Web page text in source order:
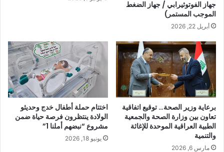
جهاز الفوتوثيرابي / جهاز الضغط
الموجب المستمر)
أبريل 22, 2026
برعاية وزير الصحة… توقيع اتفاقية
تعاون بين وزارة الصحة والجمعية
الطبية العراقية الموحدة للإغاثة
والتنمية
مارس 6, 2026
اختتام حملة أطفال خدج وحديثو
الولادة ينتظرون فرصة حياة ضمن
مشروع “نبضهم أملنا 1”
يونيو 18, 2026